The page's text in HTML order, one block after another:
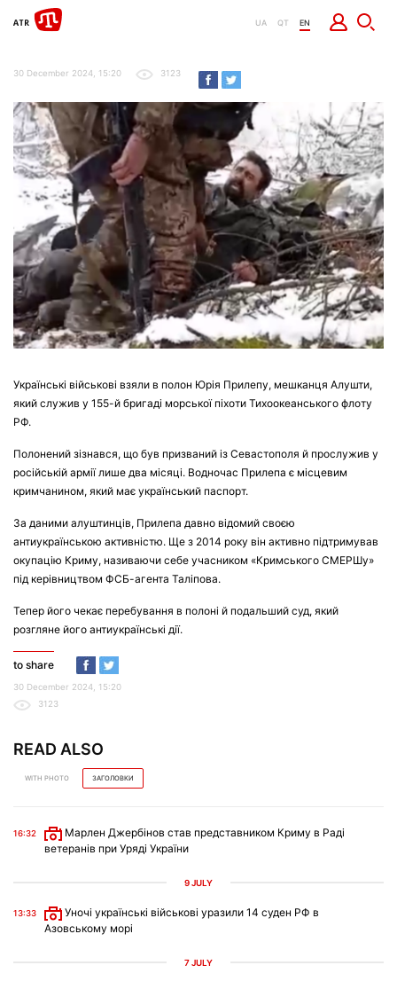
UA QT EN
30 December 2024, 15:20 3123
Українські військові взяли в полон Юрія Прилепу, мешканця Алушти,
який служив у 155-й бригаді морської піхоти Тихоокеанського флоту
РФ.
Полонений зізнався, що був призваний із Севастополя й прослужив у
російській армії лише два місяці. Водночас Прилепа є місцевим
кримчанином, який має український паспорт.
За даними алуштинців, Прилепа давно відомий своєю
антиукраїнською активністю. Ще з 2014 року він активно підтримував
окупацію Криму, називаючи себе учасником «Кримського СМЕРШу»
під керівництвом ФСБ-агента Таліпова.
Тепер його чекає перебування в полоні й подальший суд, який
розгляне його антиукраїнські дії.
to share
30 December 2024, 15:20
3123
READ ALSO
WITH PHOTO ЗАГОЛОВКИ
16:32
Марлен Джербінов став представником Криму в Раді
ветеранів при Уряді України
9 JULY
13:33
Уночі українські військові уразили 14 суден РФ в
Азовському морі
7 JULY